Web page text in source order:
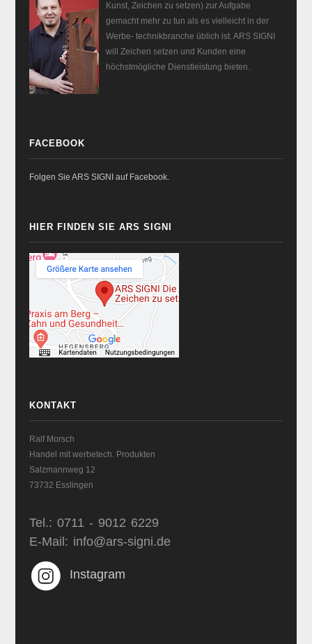
Kunst, Zeichen zu setzen) zur Aufgabe
gemacht mehr zu tun als es vielleicht in der
Werbe- technikbranche üblich ist. ARS SIGNI
will Zeichen setzen und Kunden eine
höchstmögliche Dienstleistung bieten.
FACEBOOK
Folgen Sie ARS SIGNI auf Facebook.
HIER FINDEN SIE ARS SIGNI
KONTAKT
Ralf Morsch
Handel mit werbetech. Produkten
Salzmannweg 12
73732 Esslingen
Tel.: 0711 - 9012 6229
E-Mail: info@ars-signi.de
Instagram